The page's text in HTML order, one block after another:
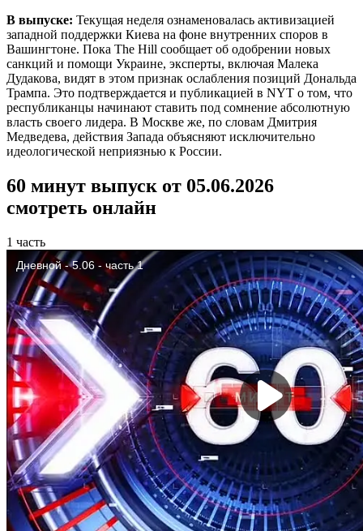
В выпуске: Текущая неделя ознаменовалась активизацией
западной поддержки Киева на фоне внутренних споров в
Вашингтоне. Пока The Hill сообщает об одобрении новых
санкций и помощи Украине, эксперты, включая Малека
Дудакова, видят в этом признак ослабления позиций Дональда
Трампа. Это подтверждается и публикацией в NYT о том, что
республиканцы начинают ставить под сомнение абсолютную
власть своего лидера. В Москве же, по словам Дмитрия
Медведева, действия Запада объясняют исключительно
идеологической неприязнью к России.
60 минут выпуск от 05.06.2026
смотреть онлайн
1 часть